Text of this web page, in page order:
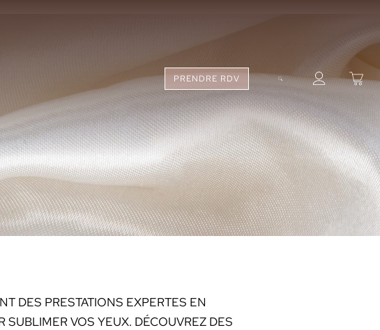
PRENDRE RDV
DES PRESTATIONS EXPERTES EN
VOS YEUX. DÉCOUVREZ DES